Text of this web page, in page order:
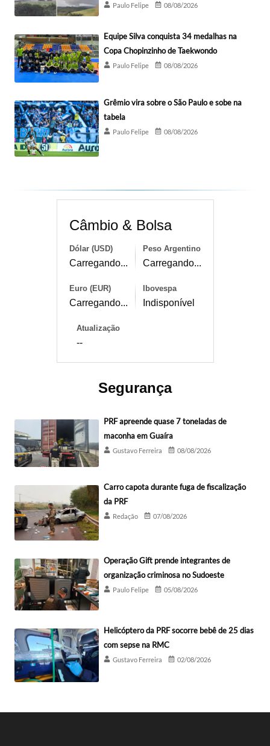
Paulo Felipe 08/08/2026
Equipe Silva conquista 34 medalhas na
Copa Chopinzinho de Taekwondo
Paulo Felipe 08/08/2026
Grêmio vira sobre o São Paulo e sobe na
tabela
Paulo Felipe 08/08/2026
Câmbio & Bolsa
Dólar (USD)
Carregando...
Peso Argentino
Carregando...
Euro (EUR)
Carregando...
Ibovespa
Indisponível
Atualização
--
Segurança
PRF apreende quase 7 toneladas de
maconha em Guaíra
Gustavo Ferreira 08/08/2026
Carro capota durante fuga de fiscalização
da PRF
Redação 07/08/2026
Operação Gift prende integrantes de
organização criminosa no Sudoeste
Paulo Felipe 05/08/2026
Helicóptero da PRF socorre bebê de 25 dias
com sepse na RMC
Gustavo Ferreira 02/08/2026